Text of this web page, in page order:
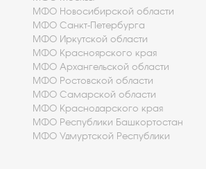
МФО Новосибирской области
МФО Санкт-Петербурга
МФО Иркутской области
МФО Красноярского края
МФО Архангельской области
МФО Ростовской области
МФО Самарской области
МФО Краснодарского края
МФО Республики Башкортостан
МФО Удмуртской Республики